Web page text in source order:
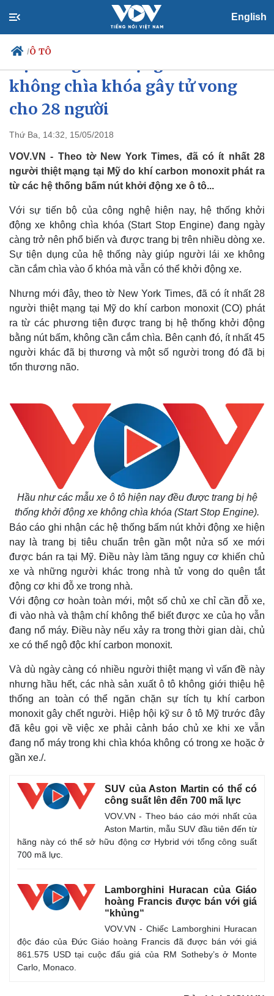
English
/Ô TÔ
Chính trị
Đảng
Quốc hội
Nhận diện sự thật
Giáo dục
Dấu ấn VOV
Việc làm
Thế giới
Quan sát
Cuộc sống đó đây
Hồ sơ
Multimedia
Video
Ảnh
không chìa khóa gây tử vong
cho 28 người
Thứ Ba, 14:32, 15/05/2018
VOV.VN - Theo tờ New York Times, đã có ít nhất 28
người thiệt mạng tại Mỹ do khí carbon monoxit phát ra
từ các hệ thống bấm nút khởi động xe ô tô...
Với sự tiến bộ của công nghệ hiện nay, hệ thống khởi
động xe không chìa khóa (Start Stop Engine) đang ngày
càng trở nên phổ biến và được trang bị trên nhiều dòng xe.
Sự tiện dụng của hệ thống này giúp người lái xe không
cần cắm chìa vào ổ khóa mà vẫn có thể khởi động xe.
Nhưng mới đây, theo tờ New York Times, đã có ít nhất 28
người thiệt mạng tại Mỹ do khí carbon monoxit (CO) phát
ra từ các phương tiện được trang bị hệ thống khởi động
bằng nút bấm, không cần cắm chìa. Bên cạnh đó, ít nhất 45
người khác đã bị thương và một số người trong đó đã bị
tổn thương não.
Hầu như các mẫu xe ô tô hiện nay đều được trang bị hệ
thống khởi động xe không chìa khóa (Start Stop Engine).
Báo cáo ghi nhận các hệ thống bấm nút khởi động xe hiện
nay là trang bị tiêu chuẩn trên gần một nửa số xe mới
được bán ra tại Mỹ. Điều này làm tăng nguy cơ khiến chủ
xe và những người khác trong nhà tử vong do quên tắt
động cơ khi đỗ xe trong nhà.
Với động cơ hoàn toàn mới, một số chủ xe chỉ cần đỗ xe,
đi vào nhà và thậm chí không thể biết được xe của họ vẫn
đang nổ máy. Điều này nếu xảy ra trong thời gian dài, chủ
xe có thể ngộ độc khí carbon monoxit.
Và dù ngày càng có nhiều người thiệt mạng vì vấn đề này
nhưng hầu hết, các nhà sản xuất ô tô không giới thiệu hệ
thống an toàn có thể ngăn chặn sự tích tụ khí carbon
monoxit gây chết người. Hiệp hội kỹ sư ô tô Mỹ trước đây
đã kêu gọi về việc xe phải cảnh báo chủ xe khi xe vẫn
đang nổ máy trong khi chìa khóa không có trong xe hoặc ở
gần xe./.
SUV của Aston Martin có thể có
công suất lên đến 700 mã lực
VOV.VN - Theo báo cáo mới nhất của
Aston Martin, mẫu SUV đầu tiên đến từ
hãng này có thể sở hữu động cơ Hybrid với tổng công suất
700 mã lực.
Lamborghini Huracan của Giáo
hoàng Francis được bán với giá
“khủng“
VOV.VN - Chiếc Lamborghini Huracan
độc đáo của Đức Giáo hoàng Francis đã được bán với giá
861.575 USD tại cuộc đấu giá của RM Sotheby’s ở Monte
Carlo, Monaco.